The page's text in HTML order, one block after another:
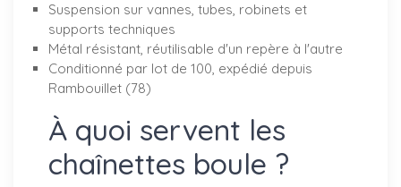
Suspension sur vannes, tubes, robinets et
supports techniques
Métal résistant, réutilisable d'un repère à l'autre
Conditionné par lot de 100, expédié depuis
Rambouillet (78)
À quoi servent les
chaînettes boule ?